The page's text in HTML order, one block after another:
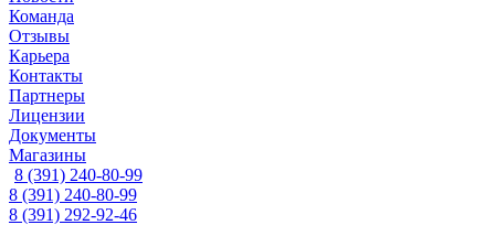
Команда
Отзывы
Карьера
Контакты
Партнеры
Лицензии
Документы
Магазины
8 (391) 240-80-99
8 (391) 240-80-99
8 (391) 292-92-46